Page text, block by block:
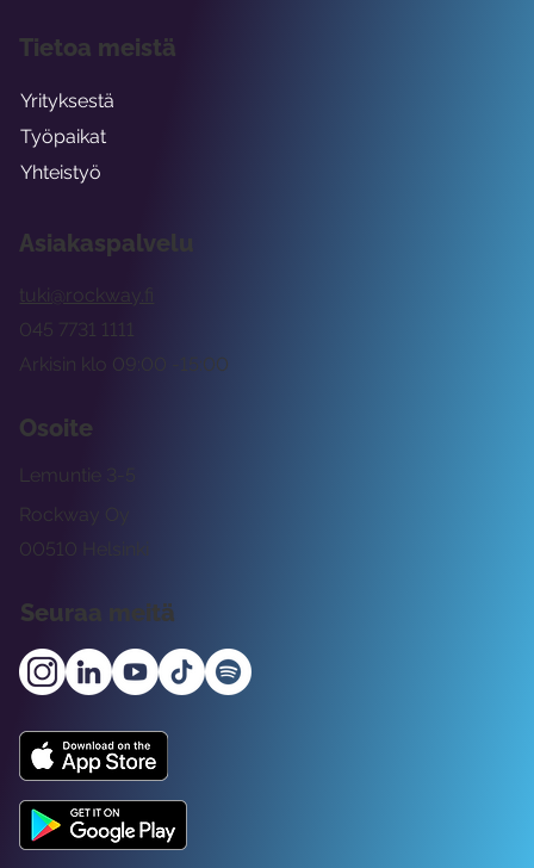
Asiakaspalvelu
tuki@rockway.fi
Arkisin klo 09:00 -15:00
045 7731 1111
Osoite
Rockway Oy
Lemuntie 3-5
00510 Helsinki
Seuraa meitä
Tietoa meistä
Yrityksestä
Työpaikat
Yhteistyö